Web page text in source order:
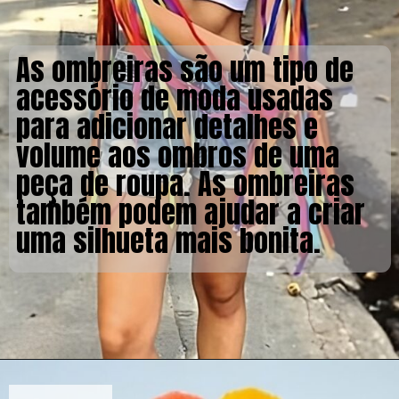
As ombreiras são um tipo de
acessório de moda usadas
para adicionar detalhes e
volume aos ombros de uma
peça de roupa. As ombreiras
também podem ajudar a criar
uma silhueta mais bonita.